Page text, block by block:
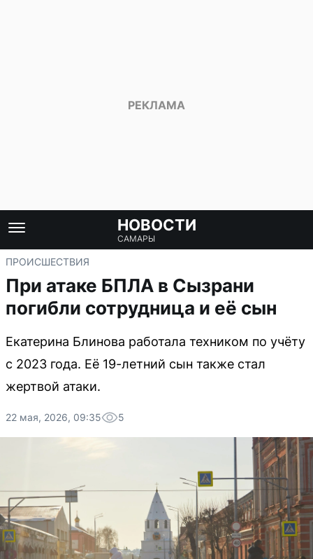
НОВОСТИ
САМАРЫ
ПРОИСШЕСТВИЯ
При атаке БПЛА в Сызрани
погибли сотрудница и её сын
Екатерина Блинова работала техником по учёту
с 2023 года. Её 19-летний сын также стал
жертвой атаки.
22 мая, 2026, 09:35 5